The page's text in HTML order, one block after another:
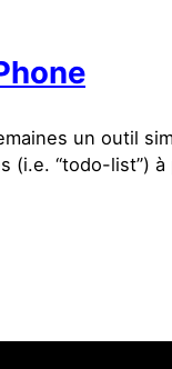
un outil
(i.e. “todo-list”)